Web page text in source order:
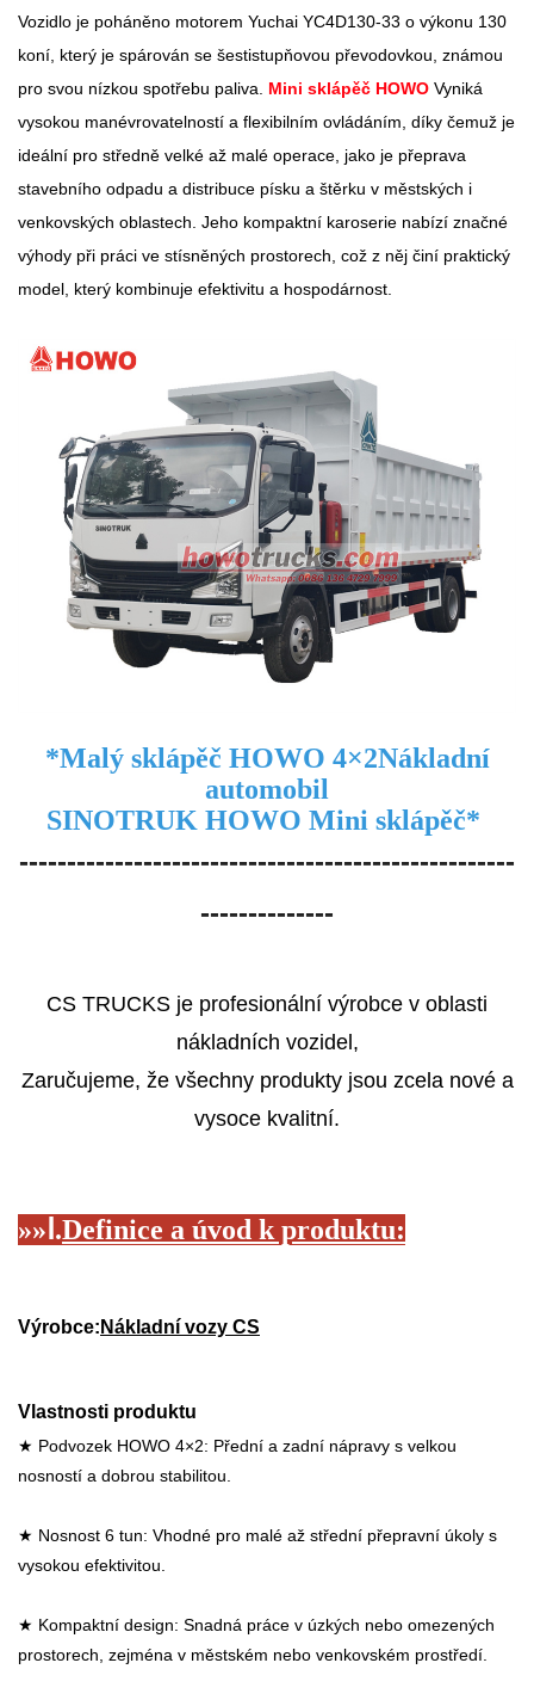
Vozidlo je poháněno motorem Yuchai YC4D130-33 o výkonu 130
koní, který je spárován se šestistupňovou převodovkou, známou
pro svou nízkou spotřebu paliva. Mini sklápěč HOWO Vyniká
vysokou manévrovatelností a flexibilním ovládáním, díky čemuž je
ideální pro středně velké až malé operace, jako je přeprava
stavebního odpadu a distribuce písku a štěrku v městských i
venkovských oblastech. Jeho kompaktní karoserie nabízí značné
výhody při práci ve stísněných prostorech, což z něj činí praktický
model, který kombinuje efektivitu a hospodárnost.
*Malý sklápěč HOWO 4×2Nákladní
automobil
SINOTRUK HOWO Mini sklápěč*
----------------------------------------------------
--------------
CS TRUCKS je profesionální výrobce v oblasti
nákladních vozidel,
Zaručujeme, že všechny produkty jsou zcela nové a
vysoce kvalitní.
»» Ⅰ.Definice a úvod k produktu:
Výrobce: Nákladní vozy CS
Vlastnosti produktu
★ Podvozek HOWO 4×2: Přední a zadní nápravy s velkou
nosností a dobrou stabilitou.
★ Nosnost 6 tun: Vhodné pro malé až střední přepravní úkoly s
vysokou efektivitou.
★ Kompaktní design: Snadná práce v úzkých nebo omezených
prostorech, zejména v městském nebo venkovském prostředí.